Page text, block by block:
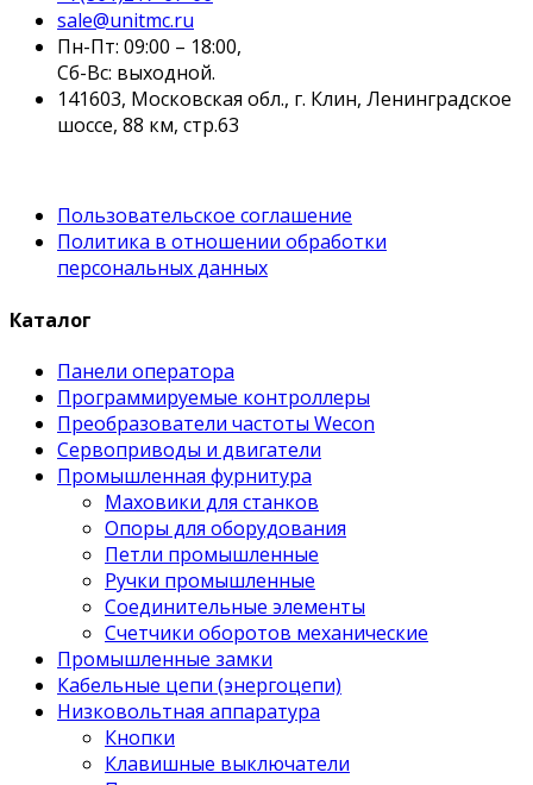
sale@unitmc.ru
Пн-Пт: 09:00 – 18:00,
Сб-Вс: выходной.
141603, Московская обл., г. Клин, Ленинградское
шоссе, 88 км, стр.63
Пользовательское соглашение
Политика в отношении обработки
персональных данных
Каталог
Панели оператора
Программируемые контроллеры
Преобразователи частоты Wecon
Сервоприводы и двигатели
Промышленная фурнитура
Маховики для станков
Опоры для оборудования
Петли промышленные
Ручки промышленные
Соединительные элементы
Счетчики оборотов механические
Промышленные замки
Кабельные цепи (энергоцепи)
Низковольтная аппаратура
Кнопки
Клавишные выключатели